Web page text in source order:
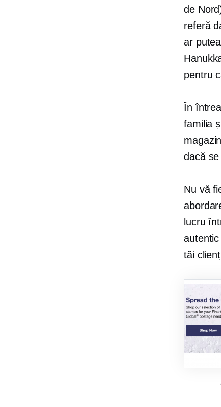
de
referă
ar
pentru
În
familia
dacă
Nu vă
lucru
tăi